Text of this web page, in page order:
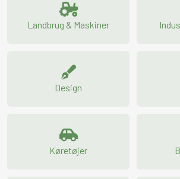
Landbrug & Maskiner
Design
Køretøjer